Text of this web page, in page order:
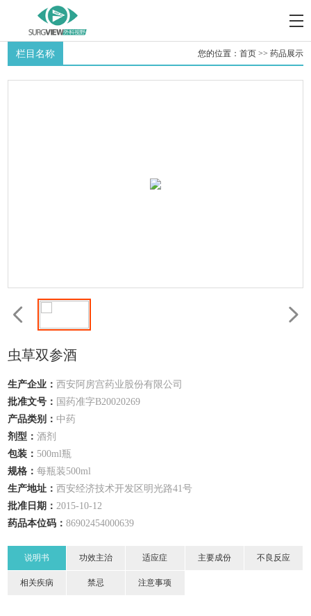
栏目名称 您的位置： 首页>> 药品展示
虫草双参酒
生产企业： 西安阿房宫药业股份有限公司
批准文号： 国药准字B20020269
产品类别： 中药
剂型：酒剂
包装： 500ml瓶
规格：每瓶装500ml
生产地址： 西安经济技术开发区明光路41号
批准日期：2015-10-12
药品本位码：86902454000639
说明书 功效主治 适应症 主要成份 不良反应
相关疾病 禁忌 注意事项